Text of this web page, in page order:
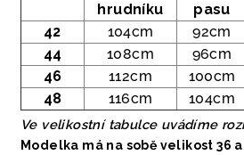
hrudníku
pasu
42
104cm 92cm
44
108cm 96cm
46
112cm 100cm
48
116cm 104cm
Ve velikostní tabulce uvádíme
Modelka má na sobě velikost 36